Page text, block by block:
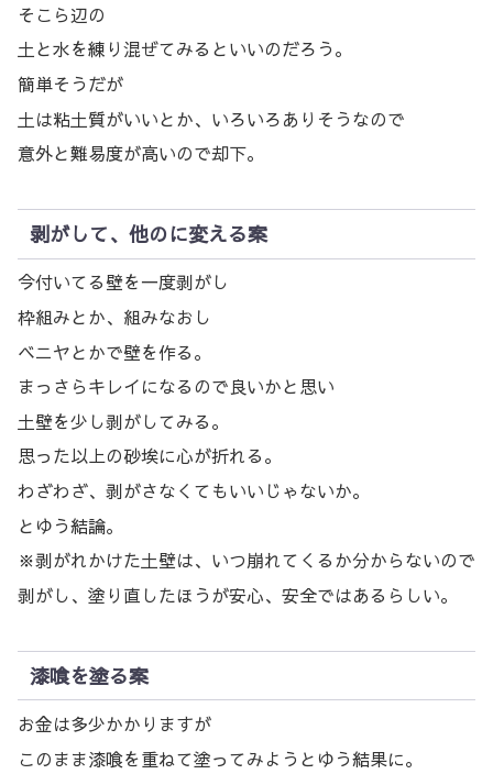
そこら辺の
土と水を練り混ぜてみるといいのだろう。
簡単そうだが
土は粘土質がいいとか、いろいろありそうなので
意外と難易度が高いので却下。
剥がして、他のに変える案
今付いてる壁を一度剥がし
枠組みとか、組みなおし
ベニヤとかで壁を作る。
まっさらキレイになるので良いかと思い
土壁を少し剥がしてみる。
思った以上の砂埃に心が折れる。
わざわざ、剥がさなくてもいいじゃないか。
とゆう結論。
※剥がれかけた土壁は、いつ崩れてくるか分からないので
剥がし、塗り直したほうが安心、安全ではあるらしい。
漆喰を塗る案
お金は多少かかりますが
このまま漆喰を重ねて塗ってみようとゆう結果に。